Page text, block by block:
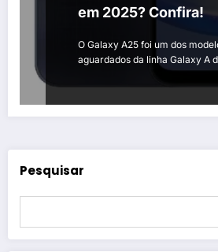
em 2025? Confira!
O Galaxy A25 foi um dos
aguardados da linha Galaxy A
Pesquisar